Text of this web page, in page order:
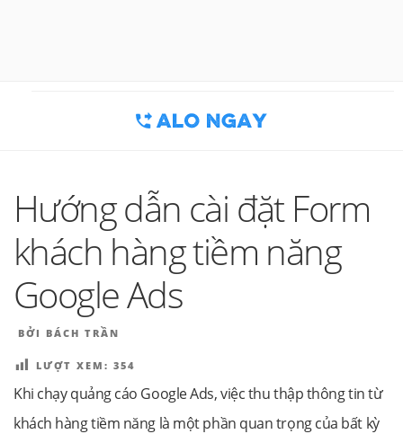
Hướng dẫn cài đặt Form
khách hàng tiềm năng
Google Ads
ĐĂNG
BỞI BÁCH TRẦN
LƯỢT XEM: 354
Khi chạy quảng cáo Google Ads, việc thu thập thông tin từ
khách hàng tiềm năng là một phần quan trọng của bất kỳ